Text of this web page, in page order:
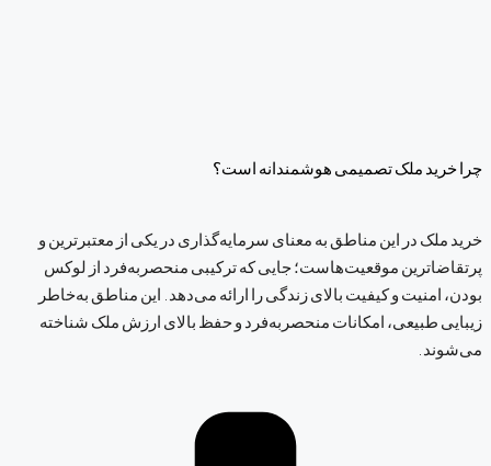
چرا خرید ملک تصمیمی هوشمندانه است؟
خرید ملک در این مناطق به معنای سرمایه‌گذاری در یکی از معتبرترین و
پرتقاضاترین موقعیت‌هاست؛ جایی که ترکیبی منحصربه‌فرد از لوکس
بودن، امنیت و کیفیت بالای زندگی را ارائه می‌دهد. این مناطق به‌خاطر
زیبایی طبیعی، امکانات منحصربه‌فرد و حفظ بالای ارزش ملک شناخته
می‌شوند.